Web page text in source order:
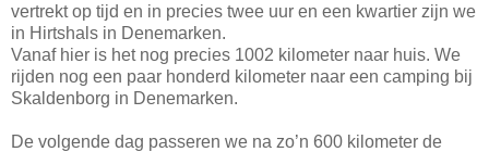
vertrekt op tijd en in precies twee uur en een kwartier zijn we
in Hirtshals in Denemarken.
Vanaf hier is het nog precies 1002 kilometer naar huis. We
rijden nog een paar honderd kilometer naar een camping bij
Skaldenborg in Denemarken.
De volgende dag passeren we na zo’n 600 kilometer de